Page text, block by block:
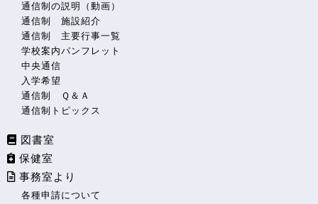
通信制の説明（動画）
通信制 施設紹介
通信制 主要行事一覧
学校案内パンフレット
中央通信
入学希望
通信制 Ｑ＆Ａ
通信制トピックス
図書室
保健室
事務室より
各種申請について